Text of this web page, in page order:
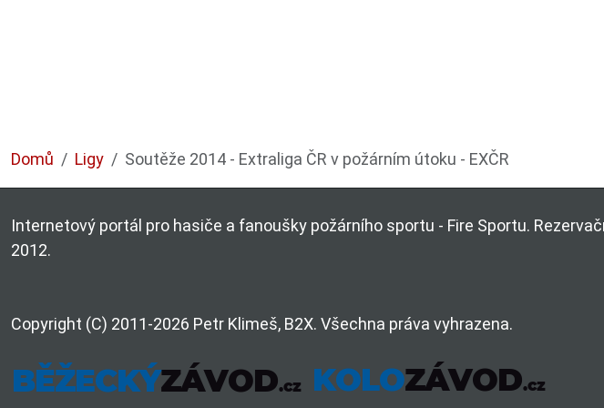
Domů Ligy Soutěže 2014 - Extraliga ČR v požárním útoku - EXČR
Internetový portál pro hasiče a fanoušky požárního sportu - Fire Sportu.
2012.
Copyright (C) 2011-2026 Petr Klimeš, B2X. Všechna práva vyhrazena.